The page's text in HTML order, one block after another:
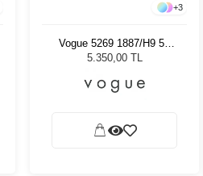
+3
Vogue 5269 1887/H9 56
Kadın Güneş Gözlüğü
5.350,00 TL